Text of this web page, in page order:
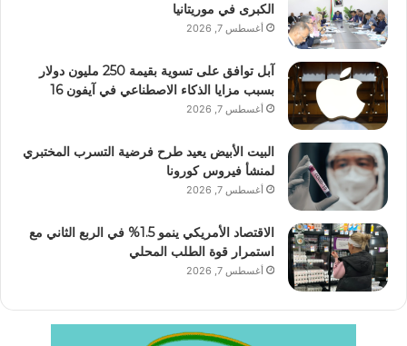
الكبرى في موريتانيا
أغسطس 7, 2026
آبل توافق على تسوية بقيمة 250 مليون دولار
بسبب مزايا الذكاء الاصطناعي في آيفون 16
أغسطس 7, 2026
البيت الأبيض يعيد طرح فرضية التسرب المختبري
لمنشأ فيروس كورونا
أغسطس 7, 2026
الاقتصاد الأمريكي ينمو 1.5% في الربع الثاني مع
استمرار قوة الطلب المحلي
أغسطس 7, 2026